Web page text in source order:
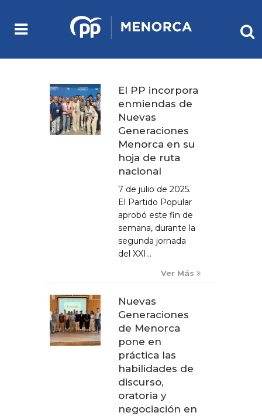
El PP incorpora
enmiendas de
Nuevas
Generaciones
Menorca en su
hoja de ruta
nacional
7 de julio de 2025.
El Partido Popular
aprobó este fin de
semana, durante la
segunda jornada
del XXI...
Ver Más
Nuevas
Generaciones
de Menorca
pone en
práctica las
habilidades de
discurso,
oratoria y
negociación en